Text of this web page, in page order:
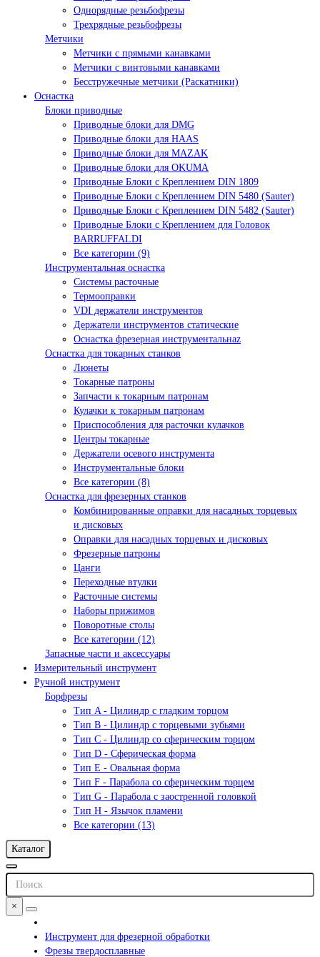
Однорядные резьбофрезы
Трехрядные резьбофрезы
Метчики
Метчики с прямыми канавками
Метчики с винтовыми канавками
Бесстружечные метчики (Раскатники)
Оснастка
Блоки приводные
Приводные блоки для DMG
Приводные блоки для HAAS
Приводные блоки для MAZAK
Приводные блоки для OKUMA
Приводные Блоки с Креплением DIN 1809
Приводные Блоки с Креплением DIN 5480 (Sauter)
Приводные Блоки с Креплением DIN 5482 (Sauter)
Приводные Блоки с Креплением для Головок
BARRUFFALDI
Все категории (9)
Инструментальная оснастка
Системы расточные
Термооправки
VDI держатели инструментов
Держатели инструментов статические
Оснастка фрезерная инструментальнаz
Оснастка для токарных станков
Люнеты
Токарные патроны
Запчасти к токарным патронам
Кулачки к токарным патронам
Приспособления для расточки кулачков
Центры токарные
Держатели осевого инструмента
Инструментальные блоки
Все категории (8)
Оснастка для фрезерных станков
Комбинированные оправки для насадных торцевых
и дисковых
Оправки для насадных торцевых и дисковых
Фрезерные патроны
Цанги
Переходные втулки
Расточные системы
Наборы прижимов
Поворотные столы
Все категории (12)
Запасные части и аксессуары
Измерительный инструмент
Ручной инструмент
Борфрезы
Тип A - Цилиндр с гладким торцом
Тип В - Цилиндр с торцевыми зубьями
Тип С - Цилиндр со сферическим торцом
Тип D - Сферическая форма
Тип Е - Овальная форма
Тип F - Парабола со сферическим торцем
Тип G - Парабола с заостренной головкой
Тип H - Язычок пламени
Все категории (13)
Каталог
×
Инструмент для фрезерной обработки
Фрезы твердосплавные